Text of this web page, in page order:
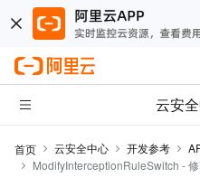
云安
首页 云安全中心 开发参考
ModifyInterceptionRuleSwitch -